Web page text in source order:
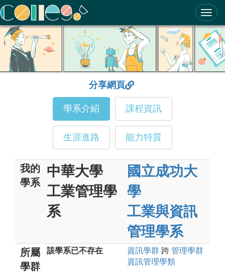
ColleGo! 大學選才與高中育才輔助系統
分享網頁
學系介紹 課程資訊
生涯進路 能力特質
我的
學系
中華大學
工業管理學
系
國立成功大
學
工業與資訊
管理學系
所屬
學群
該學系已不存在 資訊學群 跨 管理學群
資訊管理學類